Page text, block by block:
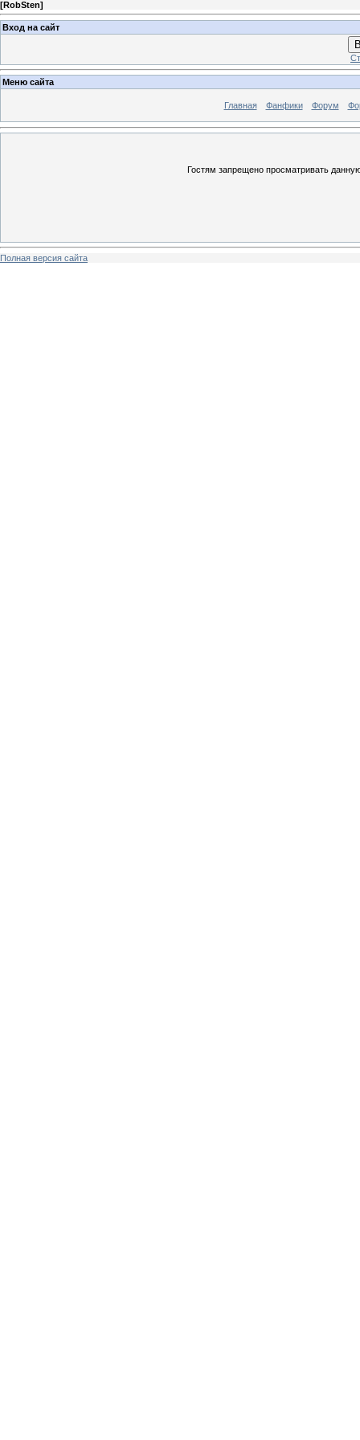
[RobSten]
Вход на сайт
Меню сайта
Главная Фанфики Форум
Гостям запрещено просматривать
Полная версия сайта